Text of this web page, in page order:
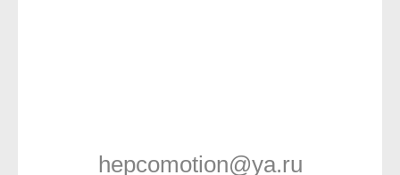
hepcomotion@ya.ru